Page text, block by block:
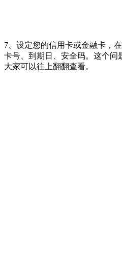
7、设定您的信用卡或金融卡，
卡号、到期日、安全码。这个问
大家可以往上翻翻查看。